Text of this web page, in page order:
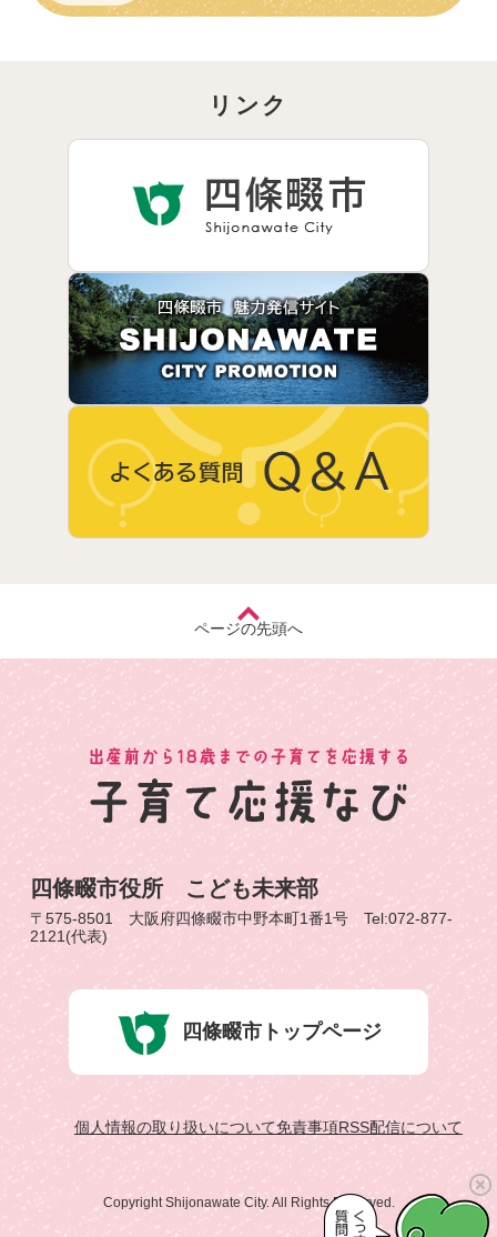
リンク
ページの先頭へ
四條畷市役所 こども未来部
〒575-8501 大阪府四條畷市中野本町1番1号 Tel:072-877-
2121(代表)
四條畷市トップページ
個人情報の取り扱いについて免責事項RSS配信について
Copyright Shijonawate City. All Rights Reserved.